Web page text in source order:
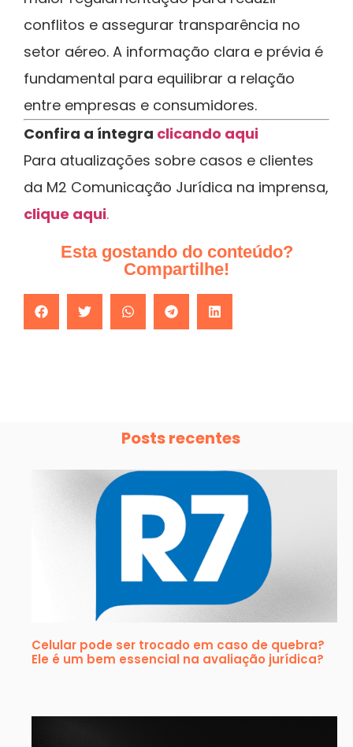
conflitos e assegurar transparência no
setor aéreo. A informação clara e prévia é
fundamental para equilibrar a relação
entre empresas e consumidores.
Confira a íntegra clicando aqui
Para atualizações sobre casos e clientes
da M2 Comunicação Jurídica na imprensa,
clique aqui.
Esta gostando do conteúdo?
Compartilhe!
Posts recentes
Celular pode ser trocado em caso de quebra?
Ele é um bem essencial na avaliação jurídica?